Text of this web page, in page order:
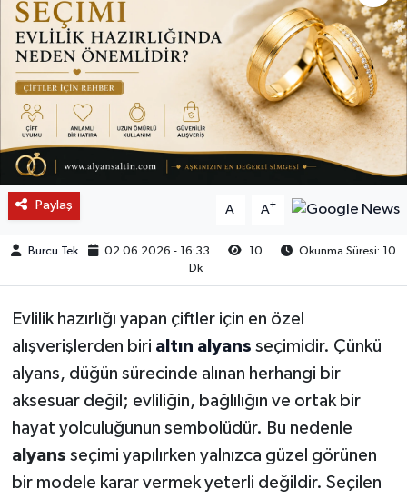
Paylaş A- A+
Burcu Tek 02.06.2026 - 16:33 10
Okunma Süresi: 10
Dk
Evlilik hazırlığı yapan çiftler için en özel
alışverişlerden biri altın alyans seçimidir. Çünkü
alyans, düğün sürecinde alınan herhangi bir
aksesuar değil; evliliğin, bağlılığın ve ortak bir
hayat yolculuğunun sembolüdür. Bu nedenle
alyans seçimi yapılırken yalnızca güzel görünen
bir modele karar vermek yeterli değildir. Seçilen